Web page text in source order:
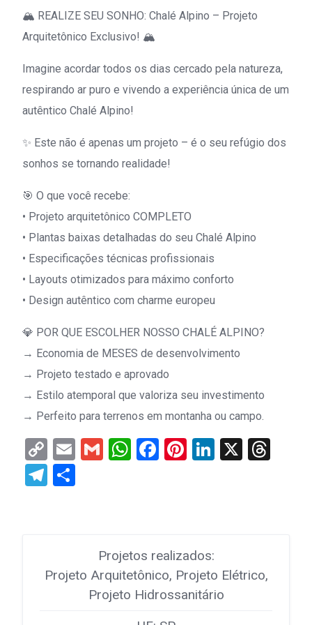
🏔️ REALIZE SEU SONHO: Chalé Alpino – Projeto
Arquitetônico Exclusivo! 🏔️
Imagine acordar todos os dias cercado pela natureza,
respirando ar puro e vivendo a experiência única de um
autêntico Chalé Alpino!
✨ Este não é apenas um projeto – é o seu refúgio dos
sonhos se tornando realidade!
🎯 O que você recebe:
• Projeto arquitetônico COMPLETO
• Plantas baixas detalhadas do seu Chalé Alpino
• Especificações técnicas profissionais
• Layouts otimizados para máximo conforto
• Design autêntico com charme europeu
💎 POR QUE ESCOLHER NOSSO CHALÉ ALPINO?
→ Economia de MESES de desenvolvimento
→ Projeto testado e aprovado
→ Estilo atemporal que valoriza seu investimento
→ Perfeito para terrenos em montanha ou campo.
Copy
Link
EmailGmailWhatsApp
Facebook
Pinterest
LinkedIn
X
Telegram
Projetos realizados:
Projeto Arquitetônico, Projeto Elétrico,
Projeto Hidrossanitário